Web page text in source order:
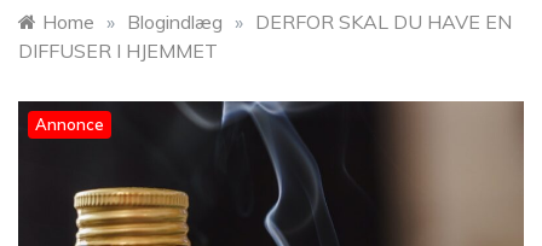
Home » Blogindlæg » DERFOR SKAL DU HAVE EN
DIFFUSER I HJEMMET
Annonce